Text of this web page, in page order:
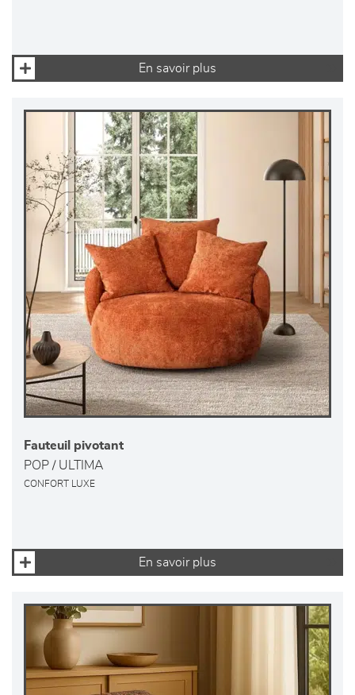
En savoir plus
Fauteuil pivotant
POP / ULTIMA
CONFORT LUXE
En savoir plus